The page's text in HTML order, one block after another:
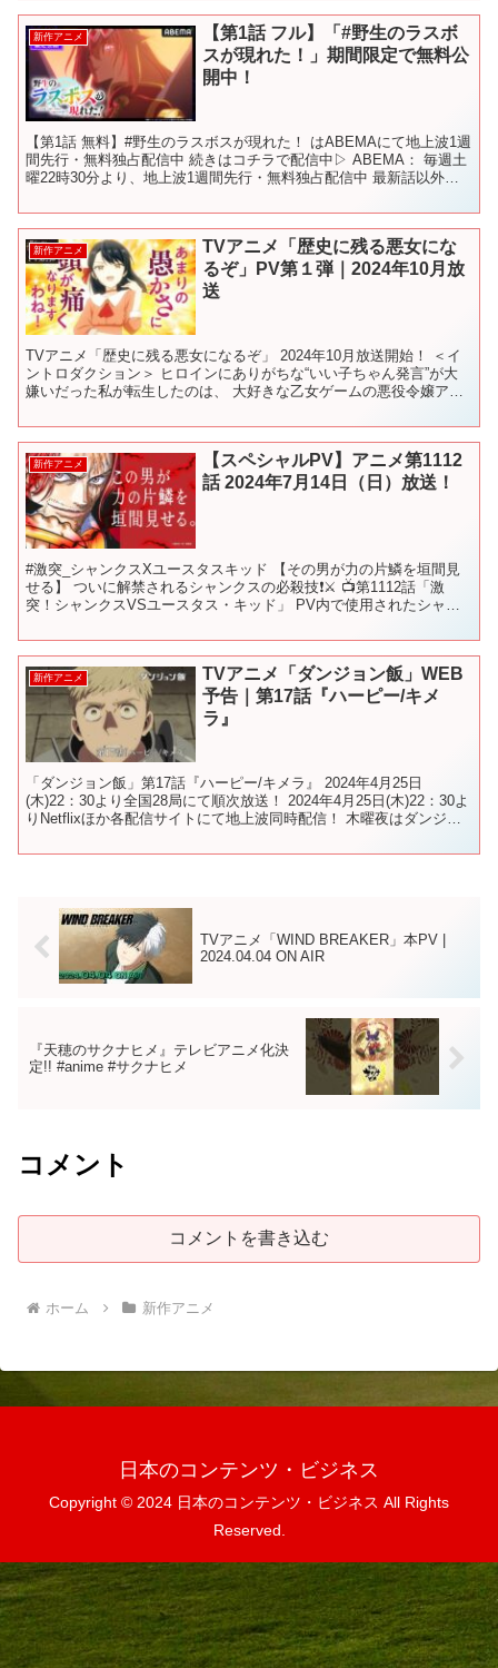
新作アニメ
【第1話 フル】「#野生のラスボ
スが現れた！」期間限定で無料公
開中！
【第1話 無料】#野生のラスボスが現れた！ はABEMAにて地上波1週
間先行・無料独占配信中 続きはコチラで配信中▷ ABEMA： 毎週土
曜22時30分より、地上波1週間先行・無料独占配信中 最新話以外は
新作アニメ
TVアニメ「歴史に残る悪女にな
るぞ」PV第１弾｜2024年10月放
送
TVアニメ「歴史に残る悪女になるぞ」 2024年10月放送開始！ ＜イ
ントロダクション＞ ヒロインにありがちな“いい子ちゃん発言”が大
嫌いだった私が転生したのは、 大好きな乙女ゲームの悪役令嬢アリ
新作アニメ
【スペシャルPV】アニメ第1112
話 2024年7月14日（日）放送！
#激突_シャンクスXユースタスキッド 【その男が力の片鱗を垣間見
せる】 ついに解禁されるシャンクスの必殺技❗️⚔️ 📺第1112話「激
突！シャンクスVSユースタス・キッド」 PV内で使用されたシャン
新作アニメ
TVアニメ「ダンジョン飯」WEB
予告｜第17話『ハーピー/キメ
ラ』
「ダンジョン飯」第17話『ハーピー/キメラ』 2024年4月25日
(木)22：30より全国28局にて順次放送！ 2024年4月25日(木)22：30よ
りNetflixほか各配信サイトにて地上波同時配信！ 木曜夜はダンジョ
TVアニメ「WIND BREAKER」本PV |
2024.04.04 ON AIR
『天穂のサクナヒメ』テレビアニメ化決
定!! #anime #サクナヒメ
コメント
コメントを書き込む
ホーム 新作アニメ
日本のコンテンツ・ビジネス
Copyright © 2024 日本のコンテンツ・ビジネス All Rights
Reserved.